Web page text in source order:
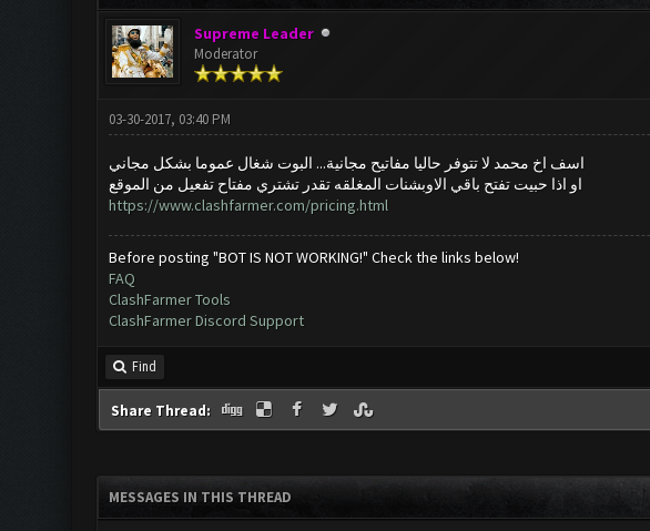
Supreme Leader
Moderator
03-30-2017, 03:40 PM
اسف اخ محمد لا تتوفر حاليا مفاتيح مجانية... البوت شغال عموما بشكل مجاني
او اذا حبيت تفتح باقي الاوبشنات المغلقه تقدر تشتري مفتاح تفعيل من الموقع
https://www.clashfarmer.com/pricing.html
Before posting "BOT IS NOT WORKING!" Check the links below!
FAQ
ClashFarmer Tools
ClashFarmer Discord Support
Find
Share Thread:
MESSAGES IN THIS THREAD